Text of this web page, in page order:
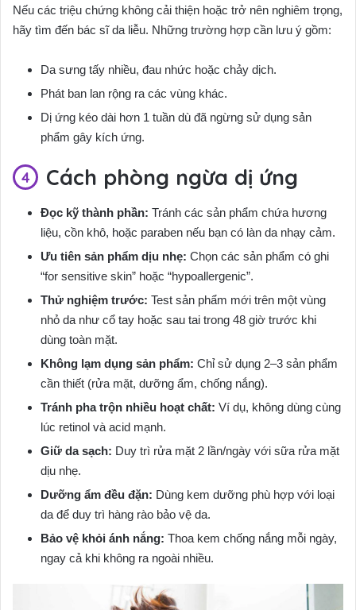
Nếu các triệu chứng không cải thiện hoặc trở nên nghiêm trọng,
hãy tìm đến bác sĩ da liễu. Những trường hợp cần lưu ý gồm:
Da sưng tấy nhiều, đau nhức hoặc chảy dịch.
Phát ban lan rộng ra các vùng khác.
Dị ứng kéo dài hơn 1 tuần dù đã ngừng sử dụng sản
phẩm gây kích ứng.
Cách phòng ngừa dị ứng
Đọc kỹ thành phần: Tránh các sản phẩm chứa hương
liệu, cồn khô, hoặc paraben nếu bạn có làn da nhạy cảm.
Ưu tiên sản phẩm dịu nhẹ: Chọn các sản phẩm có ghi
“for sensitive skin” hoặc “hypoallergenic”.
Thử nghiệm trước: Test sản phẩm mới trên một vùng
nhỏ da như cổ tay hoặc sau tai trong 48 giờ trước khi
dùng toàn mặt.
Không lạm dụng sản phẩm: Chỉ sử dụng 2–3 sản phẩm
cần thiết (rửa mặt, dưỡng ẩm, chống nắng).
Tránh pha trộn nhiều hoạt chất: Ví dụ, không dùng cùng
lúc retinol và acid mạnh.
Giữ da sạch: Duy trì rửa mặt 2 lần/ngày với sữa rửa mặt
dịu nhẹ.
Dưỡng ẩm đều đặn: Dùng kem dưỡng phù hợp với loại
da để duy trì hàng rào bảo vệ da.
Bảo vệ khỏi ánh nắng: Thoa kem chống nắng mỗi ngày,
ngay cả khi không ra ngoài nhiều.